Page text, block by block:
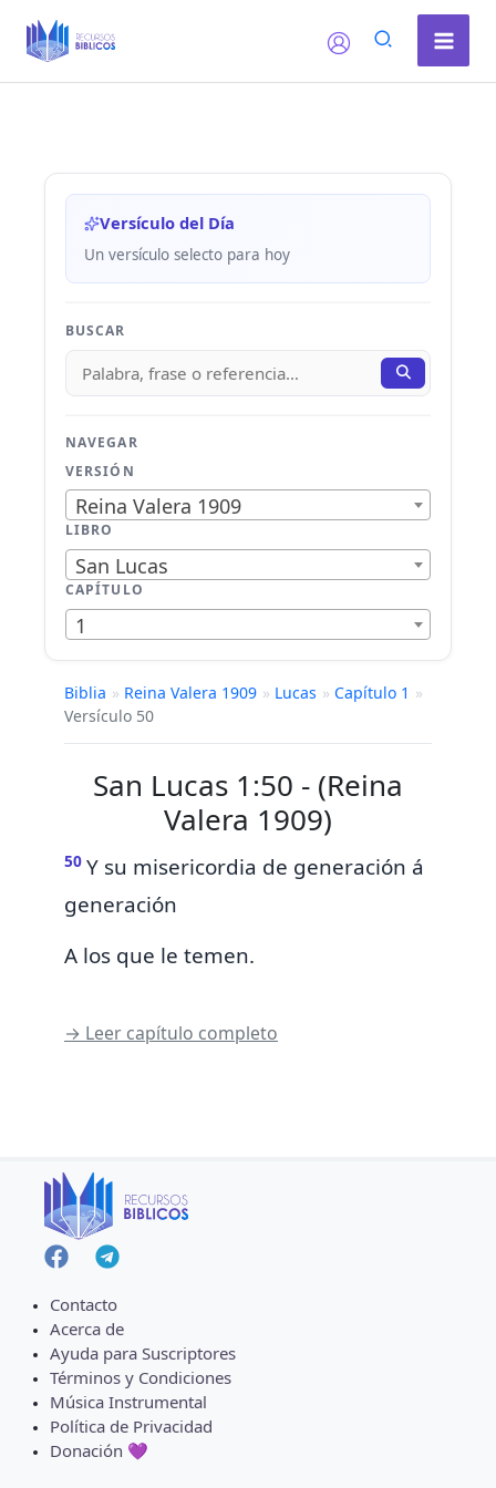
Versículo del Día
Un versículo selecto para hoy
BUSCAR
NAVEGAR
VERSIÓN
Reina Valera 1909
LIBRO
San Lucas
CAPÍTULO
1
Biblia » Reina Valera 1909 » Lucas » Capítulo 1 »
Versículo 50
San Lucas 1:50 - (Reina
Valera 1909)
50 Y su misericordia de generación á
generación
A los que le temen.
→ Leer capítulo completo
Contacto
Acerca de
Ayuda para Suscriptores
Términos y Condiciones
Música Instrumental
Política de Privacidad
Donación 💜